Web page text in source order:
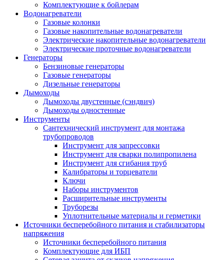
Комплектующие к бойлерам
Водонагреватели
Газовые колонки
Газовые накопительные водонагреватели
Электрические накопительные водонагреватели
Электрические проточные водонагреватели
Генераторы
Бензиновые генераторы
Газовые генераторы
Дизельные генераторы
Дымоходы
Дымоходы двустенные (сэндвич)
Дымоходы одностенные
Инструменты
Сантехнический инструмент для монтажа
трубопроводов
Инструмент для запрессовки
Инструмент для сварки полипропилена
Инструмент для сгибания труб
Калибраторы и торцеватели
Ключи
Наборы инструментов
Расширительные инструменты
Труборезы
Уплотнительные материалы и герметики
Источники бесперебойного питания и стабилизаторы
напряжения
Источники бесперебойного питания
Комплектующие для ИБП